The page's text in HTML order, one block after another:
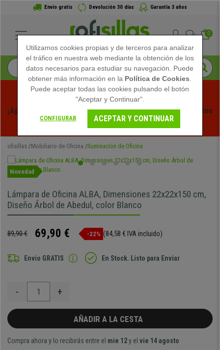
Envío gratis Devolución 30 días Garantía 3 años
0
¡Aprovecha las Rebajas de Verano en Ofisillas! Descuentos
Exclusivos por Tiempo Limitado - Ver Promo
ofisillas Mobiliario de Oficina Iluminación de Oficina
Novedad
Lámpara de Oficina ALBA, Dimensiones 22x22x150 cm,
Diseño Árbol de Abedul, color Blanco
89,90 € 69,90 € -22% (84,58 € IVA incluido)
Envio GRATIS En Stock. Listo para Enviar
- +
AÑADIR A LA CESTA
Compra ahora y lo recibirás entre el mie 12y el vie 14 agosto
Utilizamos cookies propias y de terceros para analizar
el tráfico en nuestra web mediante la obtención de los
datos necesarios para estudiar su navegación. Puede
obtener más información en la Política de Cookies
Puede aceptar todas las cookies pulsando el botón
"Aceptar y Continuar".
CONFIGURAR ACEPTAR Y CONTINUAR